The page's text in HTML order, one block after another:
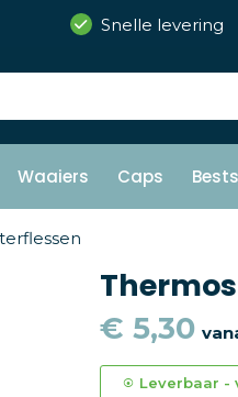
Snelle levering
Waaiers Caps
€ 5,30
Leverbaar -